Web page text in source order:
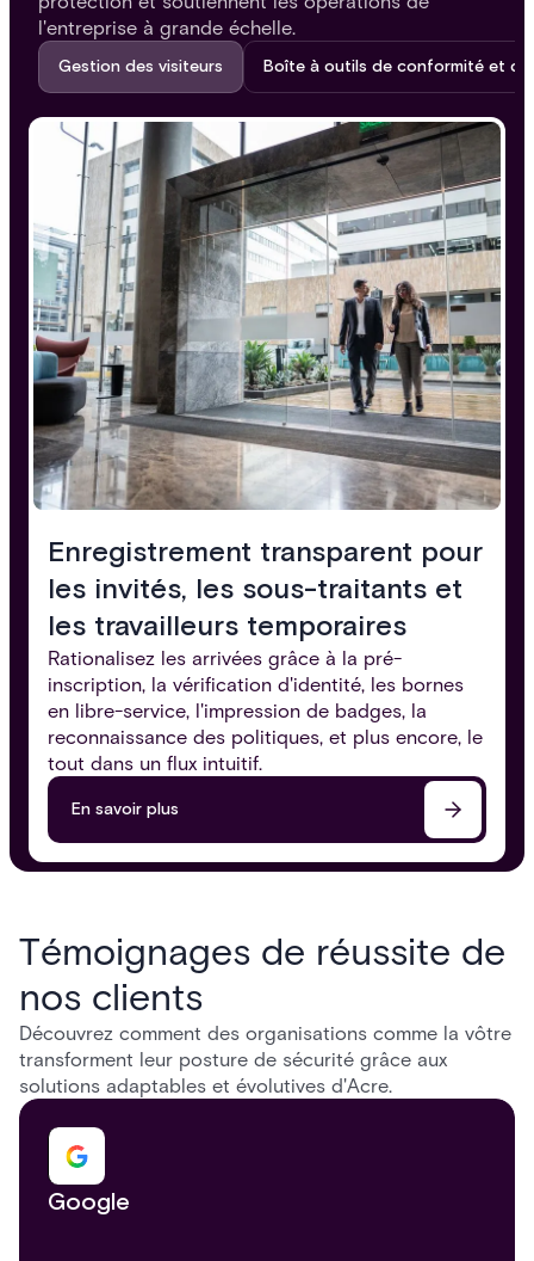
l'entreprise à grande échelle.
Gestion des visiteurs Boîte à outils de conformité et
Enregistrement transparent pour
les invités, les sous-traitants et
les travailleurs temporaires
Rationalisez les arrivées grâce à la pré-
inscription, la vérification d'identité, les bornes
en libre-service, l'impression de badges, la
reconnaissance des politiques, et plus encore, le
tout dans un flux intuitif.
En savoir plus
Témoignages de réussite de
nos clients
Découvrez comment des organisations comme la vôtre
transforment leur posture de sécurité grâce aux
solutions adaptables et évolutives d'Acre.
Google
Grand système de santé du sud-est
Chaîne de supermarchés allemande
Société mondiale de services
Appareils analogiques
Pinterest
Conseil du comté irlandais basé dans le
Stryker
ID unifié
Navire de croisière
Grand système de santé du Nord-Est
Autorité aéroportuaire de Dublin :